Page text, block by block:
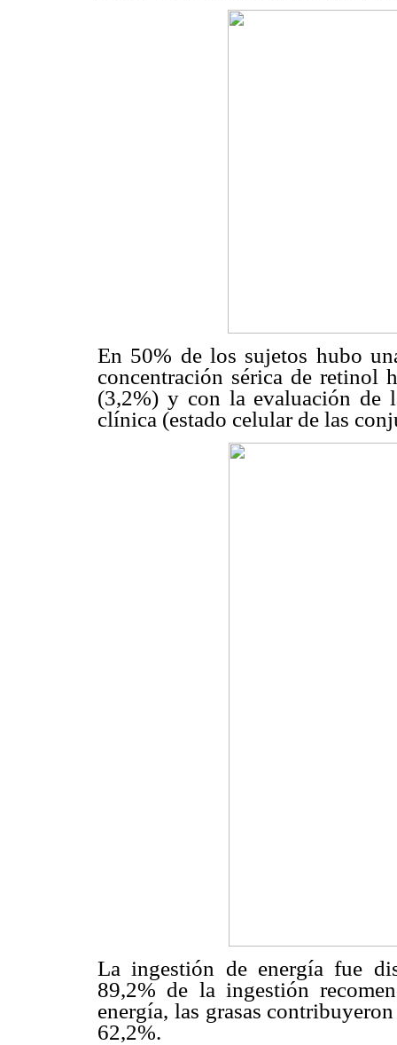
En 50% de los sujetos hubo
concentración sérica de retinol
(3,2%) y con la evaluación de
clínica (estado celular de las
La ingestión de energía fue
89,2% de la ingestión
energía, las grasas
62,2%.